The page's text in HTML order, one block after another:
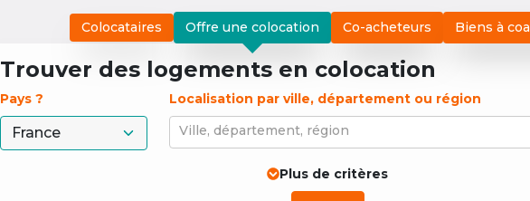
Colocataires Offre une colocation Co-acheteurs Biens à
Trouver des logements en colocation
Pays ?
Localisation par ville, département ou région
Ville, département, région
Plus de critères